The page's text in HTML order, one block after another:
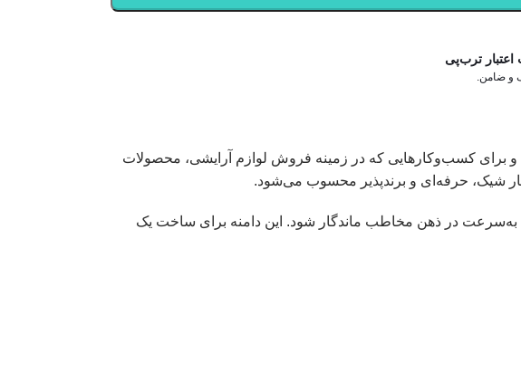
ترب‌پی
و برای کسب‌وکارهایی که در زمینه فروش لوازم آرایشی، محصولات
شیک، حرفه‌ای و برندپذیر محسوب می‌شود.
به‌سرعت در ذهن مخاطب ماندگار شود. این دامنه برای ساخت یک